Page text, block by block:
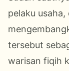
pelaku
tersebut
warisan fiqih